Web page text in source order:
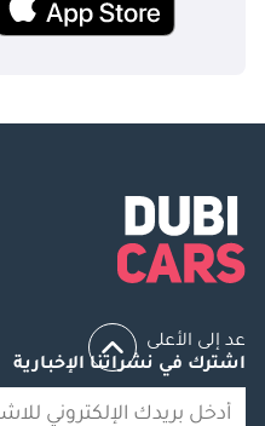
عد إلى الأعلى
اشترك في نشراتنا الإخبارية